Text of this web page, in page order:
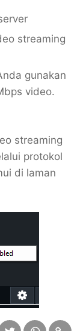
streaming
gunakan
video.
streaming
protokol
di laman